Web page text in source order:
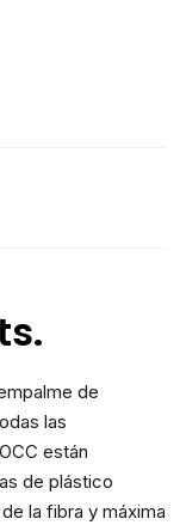
de
las
están
de plástico
la fibra y máxima